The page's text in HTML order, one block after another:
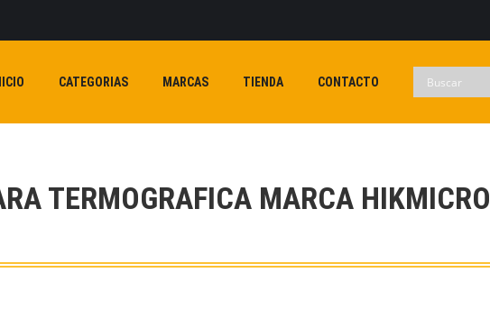
CATEGORIAS MARCAS TIENDA CONTACTO
TERMOGRAFICA MARCA HIKMICRO